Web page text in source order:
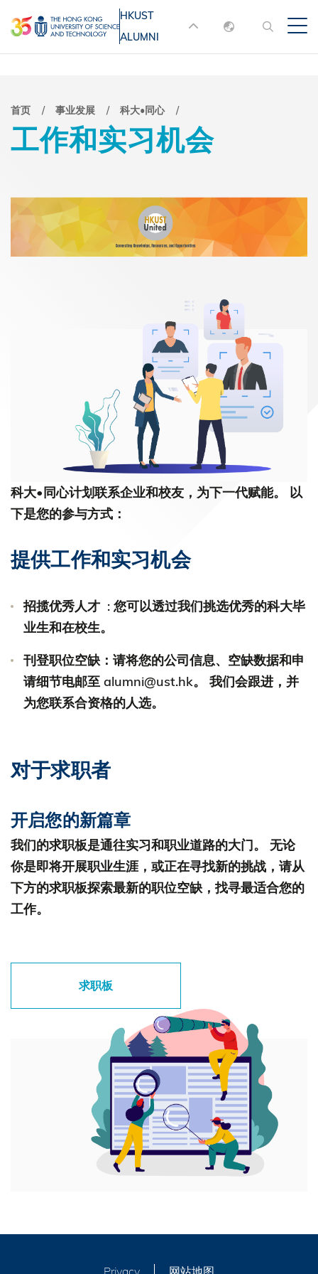
转
到
内
MORE ABOUT HKUST
UNIVERSITY NEWS
ACADEMIC
LIFE@HKUST
MAP & DIRECTIONS JOBS@HKUST
HKUST
ALUMNI
English
面
包
首页 事业发展 科大•同心
工作和实习机会
科大•同心计划联系企业和校友，为下一代赋能。 以
下是您的参与方式：
提供工作和实习机会
招揽优秀人才 : 您可以透过我们挑选优秀的科大毕
业生和在校生。
刊登职位空缺：请将您的公司信息、空缺数据和申
请细节电邮至 alumni@ust.hk。 我们会跟进，并
为您联系合资格的人选。
对于求职者
开启您的新篇章
我们的求职板是通往实习和职业道路的大门。 无论
你是即将开展职业生涯，或正在寻找新的挑战，请从
下方的求职板探索最新的职位空缺，找寻最适合您的
工作。
求职板
Privacy 网站地图